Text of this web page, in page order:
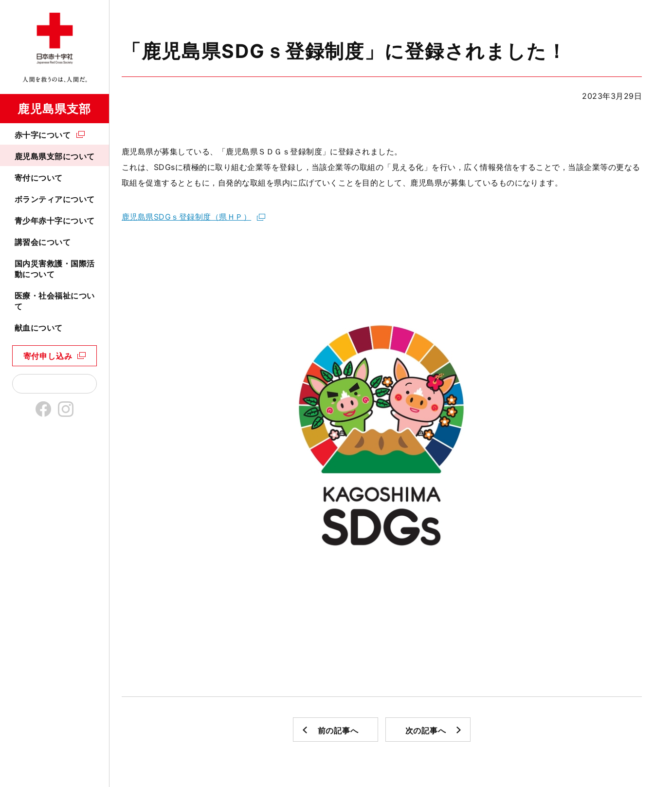
鹿児島県支部
赤十字について
鹿児島県支部について
寄付について
ボランティアについて
青少年赤十字について
講習会について
国内災害救護・国際活
動について
医療・社会福祉につい
て
献血について
寄付申し込み
「鹿児島県SDGｓ登録制度」に登録されました！
2023年3月29日
鹿児島県が募集している、「鹿児島県ＳＤＧｓ登録制度」に登録されました。
これは、 SDGsに積極的に取り組む企業等を登録し，当該企業等の取組の「見える化」を行い，広く情報発信をすることで，当該企業等の更なる
取組を促進するとともに，自発的な取組を県内に広げていくことを目的として、鹿児島県が募集しているものになります。
鹿児島県SDGｓ登録制度（県ＨＰ）
前の記事へ 次の記事へ